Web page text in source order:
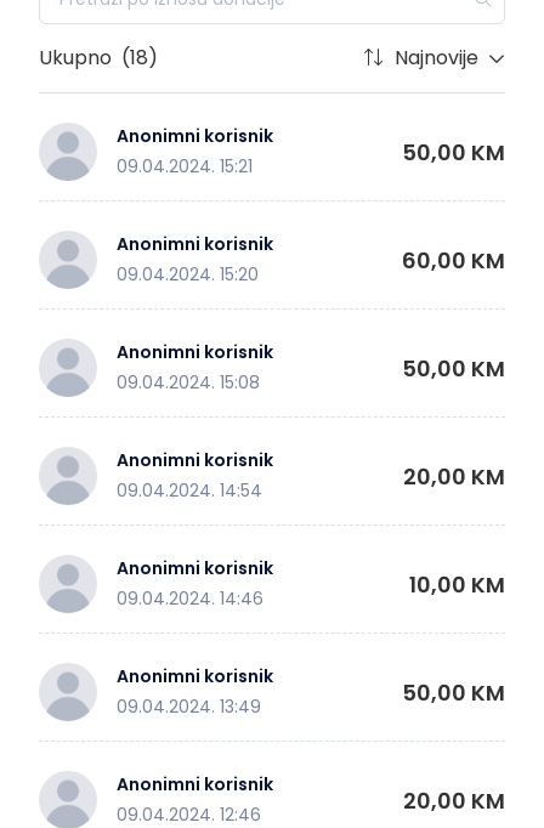
Ukupno (18) Najnovije
Anonimni korisnik
09.04.2024. 15:21
50,00 KM
Anonimni korisnik
09.04.2024. 15:20
60,00 KM
Anonimni korisnik
09.04.2024. 15:08
50,00 KM
Anonimni korisnik
09.04.2024. 14:54
20,00 KM
Anonimni korisnik
09.04.2024. 14:46
10,00 KM
Anonimni korisnik
09.04.2024. 13:49
50,00 KM
Anonimni korisnik
09.04.2024. 12:46
20,00 KM